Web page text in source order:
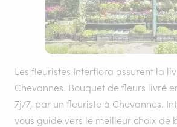
Les fleuristes Interflora assurent la
Chevannes. Bouquet de fleurs livré
7j/7, par un fleuriste à Chevannes.
vous guide vers le meilleur choix de